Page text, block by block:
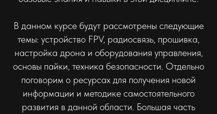
В данном курсе будут рассмотрены следующие
темы: устройство FPV, радиосвязь, прошивка,
настройка дрона и оборудования управления,
основы пайки, техника безопасности. Отдельно
поговорим о ресурсах для получения новой
информации и методике самостоятельного
развития в данной области. Большая часть